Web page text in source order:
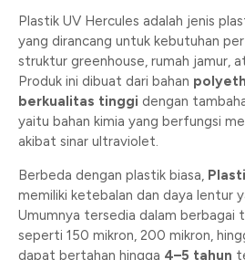
Plastik UV Hercules adalah jenis
yang dirancang untuk kebutuhan
struktur greenhouse, rumah jamur,
Produk ini dibuat dari bahan
berkualitas tinggi dengan
yaitu bahan kimia yang berfungsi
akibat sinar ultraviolet.
Berbeda dengan plastik biasa,
memiliki ketebalan dan daya lentur
Umumnya tersedia dalam berbagai
seperti 150 mikron, 200 mikron,
dapat bertahan hingga 4–5 tahun